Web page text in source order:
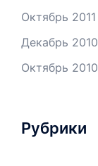
Октябрь 2011
Декабрь 2010
Октябрь 2010
Рубрики